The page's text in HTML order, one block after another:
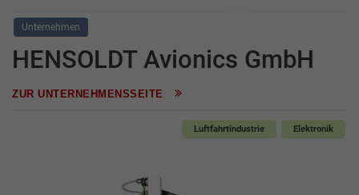
Unternehmen
HENSOLDT Avionics GmbH
ZUR UNTERNEHMENSSEITE
Luftfahrtindustrie Elektronik